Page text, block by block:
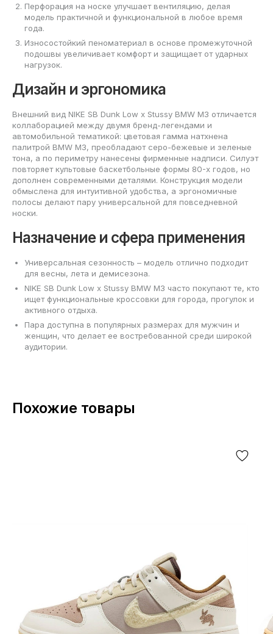
Перфорация на носке улучшает вентиляцию, делая
модель практичной и функциональной в любое время
года.
Износостойкий пеноматериал в основе промежуточной
подошвы увеличивает комфорт и защищает от ударных
нагрузок.
Дизайн и эргономика
Внешний вид NIKE SB Dunk Low x Stussy BMW M3 отличается
коллаборацией между двумя бренд-легендами и
автомобильной тематикой: цветовая гамма натхнена
палитрой BMW M3, преобладают серо-бежевые и зеленые
тона, а по периметру нанесены фирменные надписи. Силуэт
повторяет культовые баскетбольные формы 80-х годов, но
дополнен современными деталями. Конструкция модели
обмыслена для интуитивной удобства, а эргономичные
полосы делают пару универсальной для повседневной
носки.
Назначение и сфера применения
Универсальная сезонность – модель отлично подходит
для весны, лета и демисезона.
NIKE SB Dunk Low x Stussy BMW M3 часто покупают те, кто
ищет функциональные кроссовки для города, прогулок и
активного отдыха.
Пара доступна в популярных размерах для мужчин и
женщин, что делает ее востребованной среди широкой
аудитории.
Похожие товары